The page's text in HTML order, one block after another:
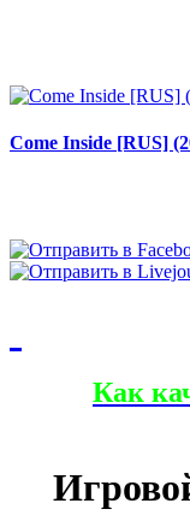
Come Inside [RUS]
Как